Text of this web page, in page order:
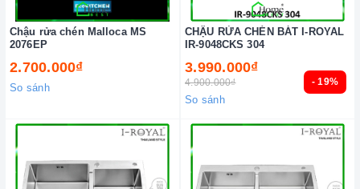
Chậu rửa chén Malloca MS
2076EP
2.700.000₫
So sánh - 19%
CHẬU RỬA CHÉN BÁT I-ROYAL
IR-9048CKS 304
3.990.000₫
4.900.000₫
So sánh